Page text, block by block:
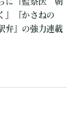
』『かさねの
弁』の強力連載